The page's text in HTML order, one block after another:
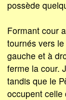
possède
Formant cour
tournés vers
gauche et à
ferme la cour.
tandis que le
occupent celle